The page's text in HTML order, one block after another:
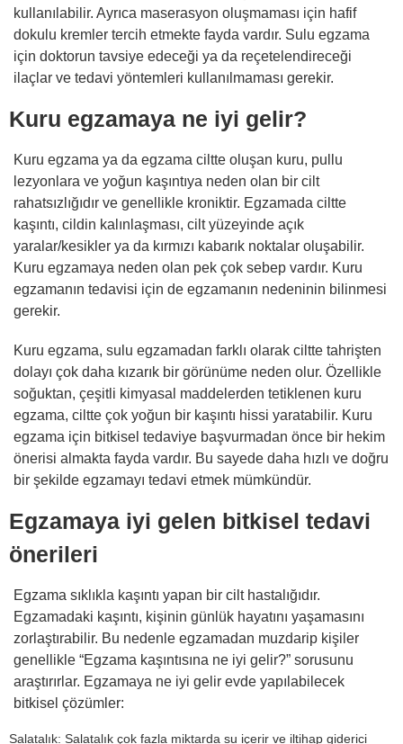
kullanılabilir. Ayrıca maserasyon oluşmaması için hafif
dokulu kremler tercih etmekte fayda vardır. Sulu egzama
için doktorun tavsiye edeceği ya da reçetelendireceği
ilaçlar ve tedavi yöntemleri kullanılmaması gerekir.
Kuru egzamaya ne iyi gelir?
Kuru egzama ya da egzama ciltte oluşan kuru, pullu
lezyonlara ve yoğun kaşıntıya neden olan bir cilt
rahatsızlığıdır ve genellikle kroniktir. Egzamada ciltte
kaşıntı, cildin kalınlaşması, cilt yüzeyinde açık
yaralar/kesikler ya da kırmızı kabarık noktalar oluşabilir.
Kuru egzamaya neden olan pek çok sebep vardır. Kuru
egzamanın tedavisi için de egzamanın nedeninin bilinmesi
gerekir.
Kuru egzama, sulu egzamadan farklı olarak ciltte tahrişten
dolayı çok daha kızarık bir görünüme neden olur. Özellikle
soğuktan, çeşitli kimyasal maddelerden tetiklenen kuru
egzama, ciltte çok yoğun bir kaşıntı hissi yaratabilir. Kuru
egzama için bitkisel tedaviye başvurmadan önce bir hekim
önerisi almakta fayda vardır. Bu sayede daha hızlı ve doğru
bir şekilde egzamayı tedavi etmek mümkündür.
Egzamaya iyi gelen bitkisel tedavi
önerileri
Egzama sıklıkla kaşıntı yapan bir cilt hastalığıdır.
Egzamadaki kaşıntı, kişinin günlük hayatını yaşamasını
zorlaştırabilir. Bu nedenle egzamadan muzdarip kişiler
genellikle “Egzama kaşıntısına ne iyi gelir?” sorusunu
araştırırlar. Egzamaya ne iyi gelir evde yapılabilecek
bitkisel çözümler:
Salatalık: Salatalık çok fazla miktarda su içerir ve iltihap giderici